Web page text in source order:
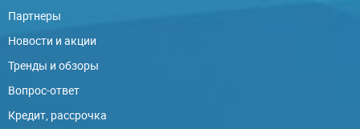
Партнеры
Новости и акции
Тренды и обзоры
Вопрос-ответ
Кредит, рассрочка